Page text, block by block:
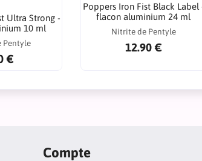
Ultra Strong -
10 ml
Pentyle
€
Poppers Iron Fist Black Label
flacon aluminium 24 ml
Nitrite de Pentyle
12.90 €
Compte